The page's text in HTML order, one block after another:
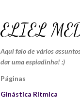
ELIEL
Aqui falo de vários
dar uma espiadinha! :)
Páginas
Ginástica Rítmica